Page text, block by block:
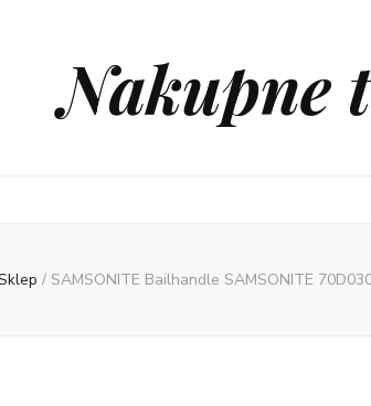
Nakupne
/ SAMSONITE Bailhandle SAMSONITE